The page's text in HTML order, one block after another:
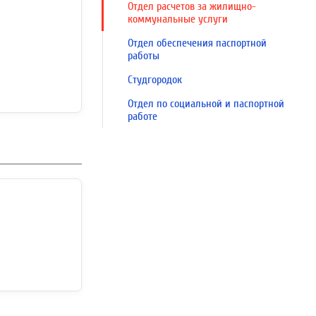
Отдел расчетов за жилищно-
коммунальные услуги
Отдел обеспечения паспортной
работы
Студгородок
Отдел по социальной и паспортной
работе